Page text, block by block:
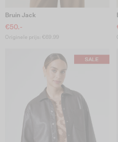
Bruin Jack
€50.-
Originele prijs: €69.99